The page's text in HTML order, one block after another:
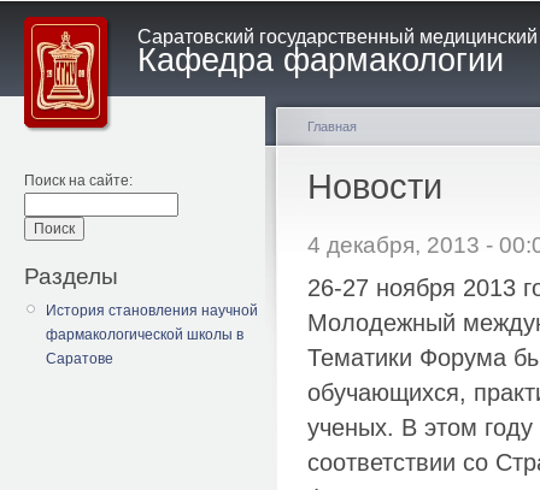
Саратовский государственный
Кафедра фармакологии
Поиск на сайте:
Разделы
История становления научной
фармакологической школы в
Саратове
Главная
Новости
4 декабря, 2013 -
26-27 ноября 2013
Молодежный
Тематики Форума
обучающихся,
ученых. В этом
соответствии со